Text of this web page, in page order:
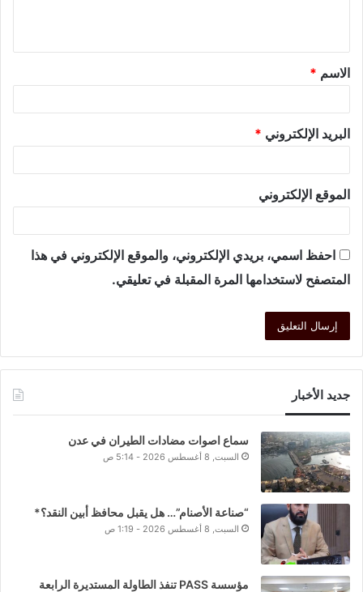
الاسم *
البريد الإلكتروني *
الموقع الإلكتروني
احفظ اسمي، بريدي الإلكتروني، والموقع الإلكتروني في هذا
المتصفح لاستخدامها المرة المقبلة في تعليقي.
جديد الأخبار
سماع اصوات مضادات الطيران في عدن
السبت, 8 أغسطس 2026 - 5:14 ص
“صناعة الأصنام”… هل يقبل محافظ أبين النقد؟*
السبت, 8 أغسطس 2026 - 1:19 ص
مؤسسة PASS تنفذ الطاولة المستديرة الرابعة